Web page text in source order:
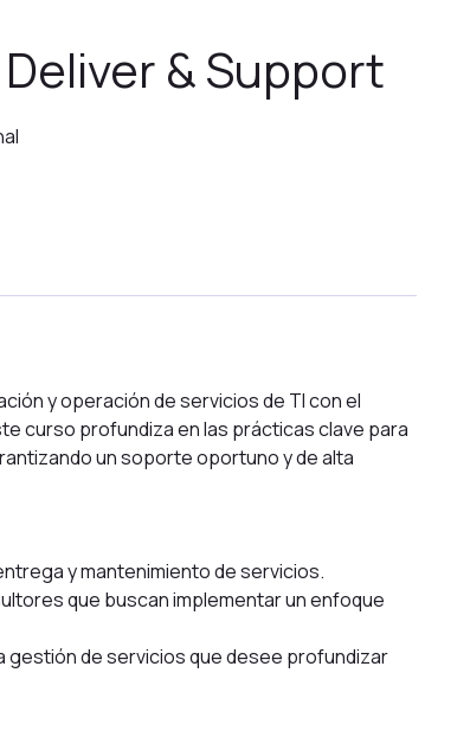
& Support
y operación de servicios de TI con el
curso profundiza en las prácticas clave para
un soporte oportuno y de alta
y mantenimiento de servicios.
que buscan implementar un enfoque
gestión de servicios que desee profundizar